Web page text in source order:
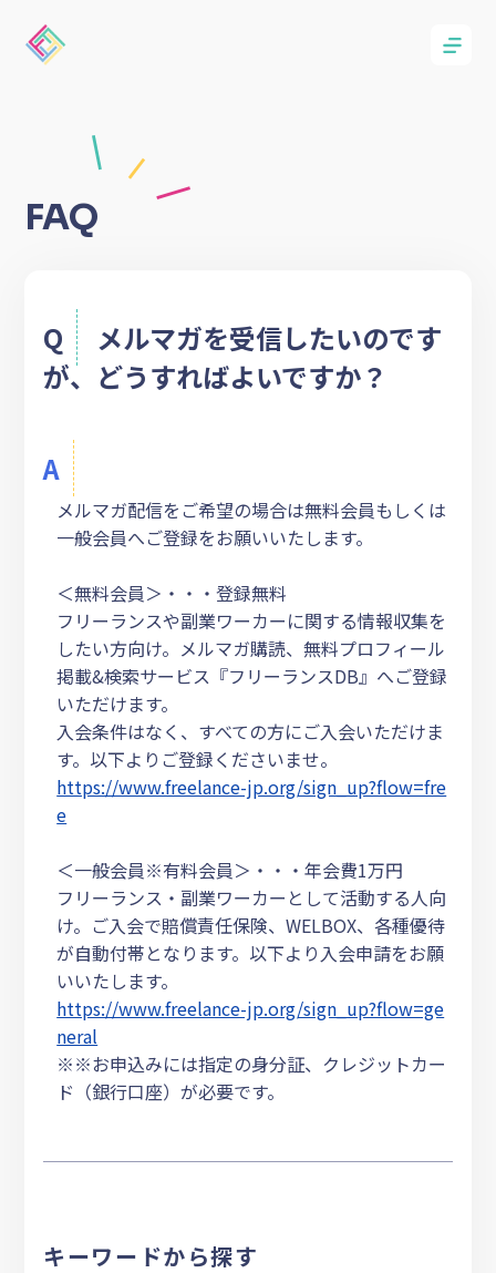
FAQ
Q
メルマガを受信したいのです
が、どうすればよいですか？
A
メルマガ配信をご希望の場合は無料会員もしくは
一般会員へご登録をお願いいたします。
＜無料会員＞・・・登録無料
フリーランスや副業ワーカーに関する情報収集を
したい方向け。メルマガ購読、無料プロフィール
掲載&検索サービス『フリーランスDB』へご登録
いただけます。
入会条件はなく、すべての方にご入会いただけま
す。以下よりご登録くださいませ。
https://www.freelance-jp.org/sign_up?flow=fre
e
＜一般会員※有料会員＞・・・年会費1万円
フリーランス・副業ワーカーとして活動する人向
け。ご入会で賠償責任保険、WELBOX、各種優待
が自動付帯となります。以下より入会申請をお願
いいたします。
https://www.freelance-jp.org/sign_up?flow=ge
neral
※※お申込みには指定の身分証、クレジットカー
ド（銀行口座）が必要です。
キーワードから探す